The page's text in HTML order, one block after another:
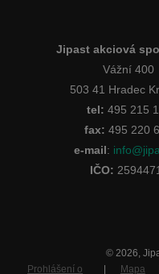
Jipast akciová
Vážní 400
503 41 Hradec
tel: 495 215
fax: 495 220
e-mail:
IČO:
© 2026,
Prohlášení o
Mapa